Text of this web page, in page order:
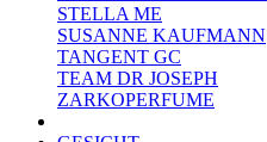
STELLA ME
SUSANNE KAUFMANN
TANGENT GC
TEAM DR JOSEPH
ZARKOPERFUME